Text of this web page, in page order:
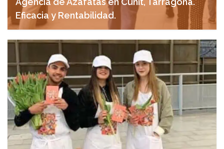
Eficacia y Rentabilidad.
abril 24, 2025